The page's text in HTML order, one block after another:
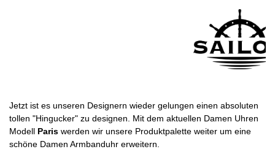
Jetzt ist es unseren Designern wieder gelungen einen absoluten
tollen "Hingucker" zu designen. Mit dem aktuellen Damen Uhren
Modell Paris werden wir unsere Produktpalette weiter um eine
schöne Damen Armbanduhr erweitern.